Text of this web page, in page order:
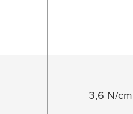
3,6 N/cm